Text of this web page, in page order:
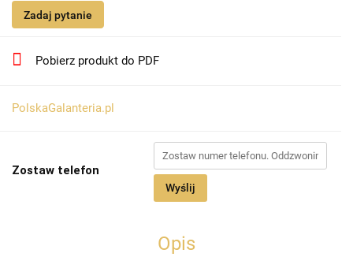
Zadaj pytanie
Pobierz produkt do PDF
PolskaGalanteria.pl
Zostaw telefon
Wyślij
Opis